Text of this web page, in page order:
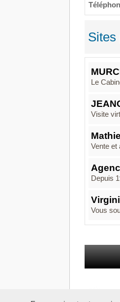
Sites
Le
Visite
Vente et
Depuis
Vous